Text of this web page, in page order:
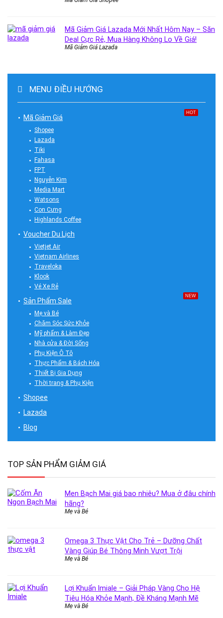
Mã Giảm Giá Lazada Mới Nhất Hôm Nay – Săn
Deal Cực Rẻ, Mua Hàng Không Lo Về Giá!
Mã Giảm Giá Lazada
MENU ĐIỀU HƯỚNG
Mã Giảm Giá
HOT
Shopee
Lazada
Tiki
Fahasa
FPT
Nguyễn Kim
Media Mart
Watsons
Con Cưng
Highlands Coffee
Voucher Du Lịch
Vietjet Air
Vietnam Airlines
Traveloka
Klook
Vé Xe Rẻ
Sản Phẩm Sale
NEW
Mẹ và Bé
Chăm Sóc Sức Khỏe
Mỹ phẩm & Làm Đẹp
Nhà cửa & Đời Sống
Phụ Kiện Ô Tô
Thực Phẩm & Bách Hóa
Thiết Bị Gia Dụng
Thời trang & Phụ Kiện
Shopee
Lazada
Blog
TOP SẢN PHẨM GIẢM GIÁ
Men Bạch Mai giá bao nhiêu? Mua ở đâu chính
hãng?
Mẹ và Bé
Omega 3 Thực Vật Cho Trẻ – Dưỡng Chất
Vàng Giúp Bé Thông Minh Vượt Trội
Mẹ và Bé
Lợi Khuẩn Imiale – Giải Pháp Vàng Cho Hệ
Tiêu Hóa Khỏe Mạnh, Đề Kháng Mạnh Mẽ
Mẹ và Bé